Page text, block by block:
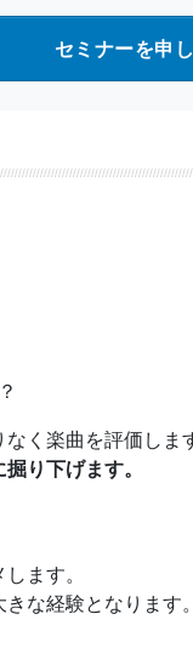
セミナーを申
く楽曲を評価しま
り下げます。
ます。
な経験となります